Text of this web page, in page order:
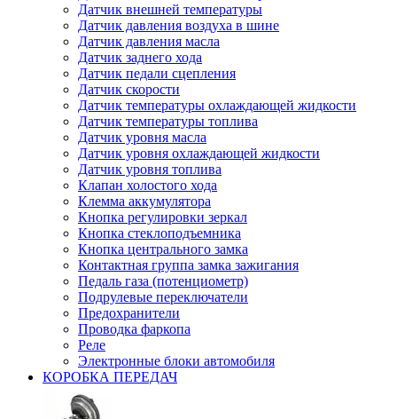
Датчик внешней температуры
Датчик давления воздуха в шине
Датчик давления масла
Датчик заднего хода
Датчик педали сцепления
Датчик скорости
Датчик температуры охлаждающей жидкости
Датчик температуры топлива
Датчик уровня масла
Датчик уровня охлаждающей жидкости
Датчик уровня топлива
Клапан холостого хода
Клемма аккумулятора
Кнопка регулировки зеркал
Кнопка стеклоподъемника
Кнопка центрального замка
Контактная группа замка зажигания
Педаль газа (потенциометр)
Подрулевые переключатели
Предохранители
Проводка фаркопа
Реле
Электронные блоки автомобиля
КОРОБКА ПЕРЕДАЧ